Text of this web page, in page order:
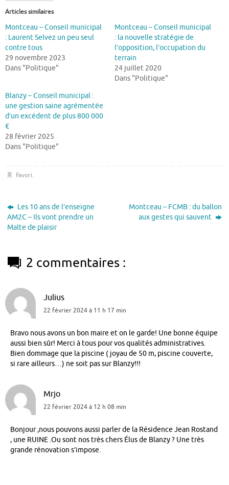
Articles similaires
Montceau – Conseil municipal
: Laurent Selvez un peu seul
contre tous
29 novembre 2023
Dans "Politique"
Montceau – Conseil municipal
: la nouvelle stratégie de
l’opposition, l’occupation du
terrain
24 juillet 2020
Dans "Politique"
Blanzy – Conseil municipal :
une gestion saine agrémentée
d’un excédent de plus 800 000
€
28 février 2025
Dans "Politique"
Favori.
Les 10 ans de l’enseigne
AM2C – Ils vont prendre un
Malte de plaisir
Montceau – FCMB : du ballon
aux gestes qui sauvent
2 commentaires :
Julius
22 février 2024 à 11 h 17 min
Bravo nous avons un bon maire et on le garde! Une bonne équipe
aussi bien sûr! Merci à tous pour vos qualités administratives.
Bien dommage que la piscine ( joyau de 50 m, piscine couverte,
si rare ailleurs…) ne soit pas sur Blanzy!!!
Mrjo
22 février 2024 à 12 h 08 min
Bonjour ,nous pouvons aussi parler de la Résidence Jean Rostand
, une RUINE .Ou sont nos très chers Élus de Blanzy ? Une très
grande rénovation s’impose.